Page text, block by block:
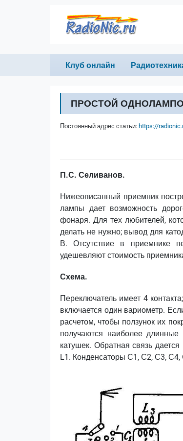
Primary links
Клуб онлайн
ПРОСТОЙ
Постоянный адрес статьи: https://
П.С. Селиванов.
Нижеописанный приемник
лампы дает возможность
фонаря. Для тех любителей,
делать не нужно; вывод для
В. Отсутствие в приемнике
удешевляют стоимость
Схема.
Переключатель имеет 4
включается один вариометр.
расчетом, чтобы ползунок их
получаются наиболее
катушек. Обратная связь
L1. Конденсаторы С1, С2, С3, С4,